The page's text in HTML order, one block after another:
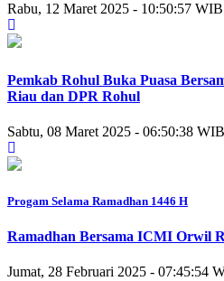
Rabu, 12 Maret 2025 - 10:50:57 WIB
Pemkab Rohul Buka Puasa
Riau dan DPR Rohul
Sabtu, 08 Maret 2025 - 06:50:38 WIB
Progam Selama Ramadhan 1446 H
Ramadhan Bersama ICMI Orwil
Jumat, 28 Februari 2025 - 07:45:54